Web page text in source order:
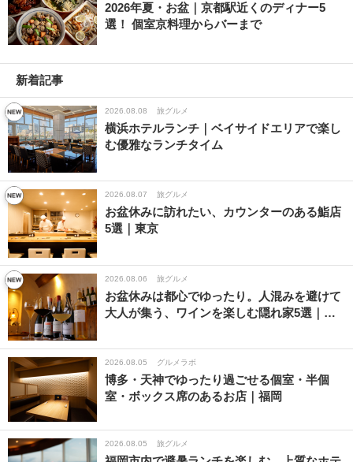
2026年夏・お盆｜京都駅近くのディナー5
選！ 個室京料理からバーまで
新着記事
2026.08.08 旅グルメ
横浜ホテルランチ｜ベイサイドエリアで楽し
む優雅なランチタイム
2026.08.07 旅グルメ
お盆休みに訪れたい、カウンターのある鮨店
5選｜東京
2026.08.06 旅グルメ
お盆休みは都心でゆったり。人混みを避けて
大人が集う、ワインを楽しむ隠れ家5選｜…
2026.08.05 グルメラボ
博多・天神でゆったり過ごせる個室・半個
室・ボックス席のあるお店｜福岡
2026.08.05 旅グルメ